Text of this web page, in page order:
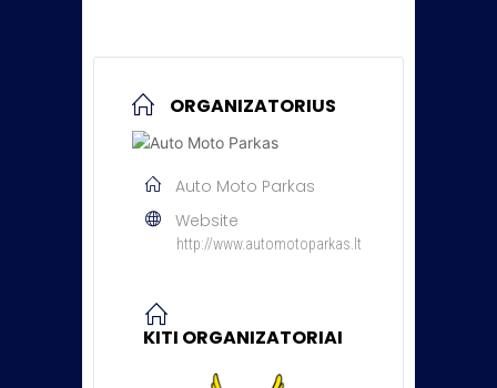
ORGANIZATORIUS
Auto Moto Parkas
Website
http://www.automotoparkas.lt
KITI ORGANIZATORIAI